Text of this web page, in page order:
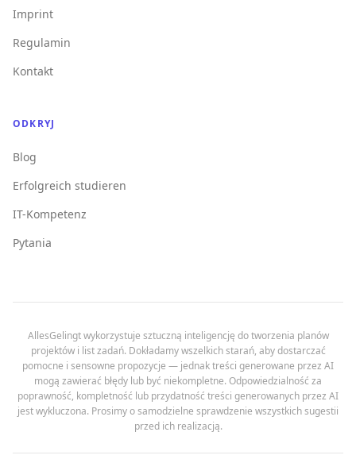
Imprint
Regulamin
Kontakt
ODKRYJ
Blog
Erfolgreich studieren
IT-Kompetenz
Pytania
AllesGelingt wykorzystuje sztuczną inteligencję do tworzenia planów
projektów i list zadań. Dokładamy wszelkich starań, aby dostarczać
pomocne i sensowne propozycje — jednak treści generowane przez AI
mogą zawierać błędy lub być niekompletne. Odpowiedzialność za
poprawność, kompletność lub przydatność treści generowanych przez AI
jest wykluczona. Prosimy o samodzielne sprawdzenie wszystkich sugestii
przed ich realizacją.